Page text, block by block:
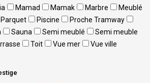
Mamad Mamak Marbre
Meublé
Parquet Piscine
Proche Tramway
Sauna Semi meublé
Semi meuble
Toit Vue mer Vue ville